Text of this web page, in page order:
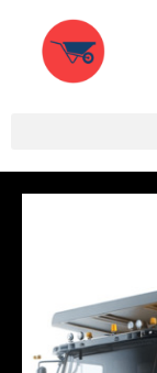
contenuto